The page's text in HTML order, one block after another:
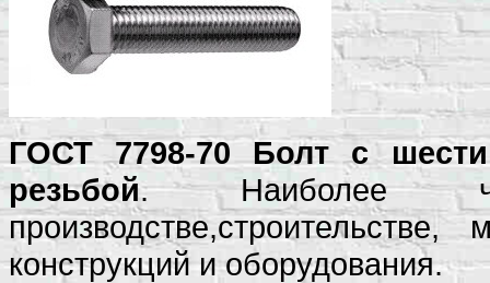
ГОСТ 7798-70 Болт с
резьбой. Наиболее
конструкций и оборудования.